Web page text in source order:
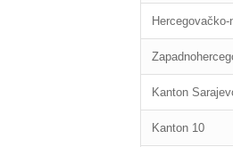
Kanton
Kanton 10